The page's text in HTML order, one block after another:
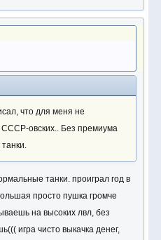
что для меня не
СССР-овских.. Без премиума
танки. проиграл год в
просто пушка громче
на высоких лвл, без
игра чисто выкачка денег,